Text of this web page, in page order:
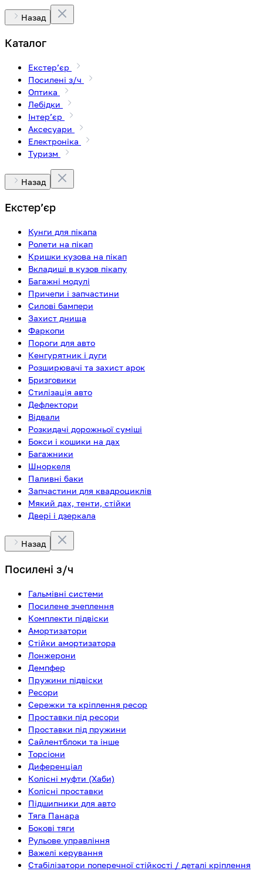
Назад
Каталог
Екстерʼєр
Посилені з/ч
Оптика
Лебідки
Інтерʼєр
Аксесуари
Електроніка
Туризм
Назад
Екстерʼєр
Кунги для пікапа
Ролети на пікап
Кришки кузова на пікап
Вкладиші в кузов пікапу
Багажні модулі
Причепи і запчастини
Силові бампери
Захист днища
Фаркопи
Пороги для авто
Кенгурятник і дуги
Розширювачі та захист арок
Бризговики
Стилізація авто
Дефлектори
Відвали
Розкидачі дорожньої суміші
Бокси і кошики на дах
Багажники
Шноркеля
Паливні баки
Запчастини для квадроциклів
Мякий дах, тенти, стійки
Двері і дзеркала
Назад
Посилені з/ч
Гальмівні системи
Посилене зчеплення
Комплекти підвіски
Амортизатори
Стійки амортизатора
Лонжерони
Демпфер
Пружини підвіски
Ресори
Сережки та кріплення ресор
Проставки під ресори
Проставки під пружини
Сайлентблоки та інше
Торсіони
Диференціал
Колісні муфти (Хаби)
Колісні проставки
Підшипники для авто
Тяга Панара
Бокові тяги
Рульове управління
Важелі керування
Стабілізатори поперечної стійкості / деталі кріплення